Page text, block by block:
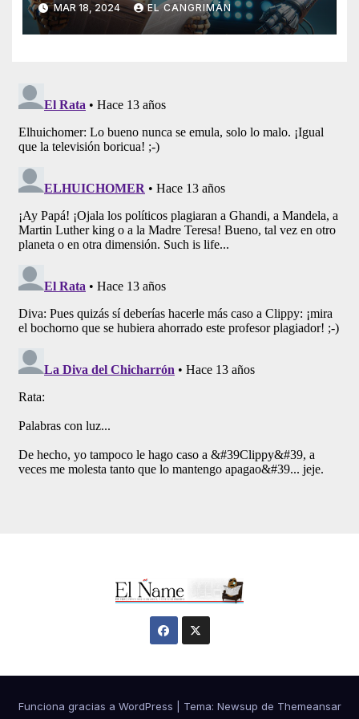
Artificial
MAR 18, 2024 EL CANGRIMÁN
Funciona gracias a WordPress Tema: Newsup de Themeansar